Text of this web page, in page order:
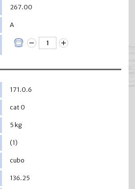
267.00
A
171.0.6
cat 0
5 kg
(1)
cubo
136.25